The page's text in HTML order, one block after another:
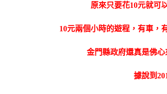
原來只要花10元就可
10元兩個小時的遊程，有車，
金門縣政府還真是佛
據說到